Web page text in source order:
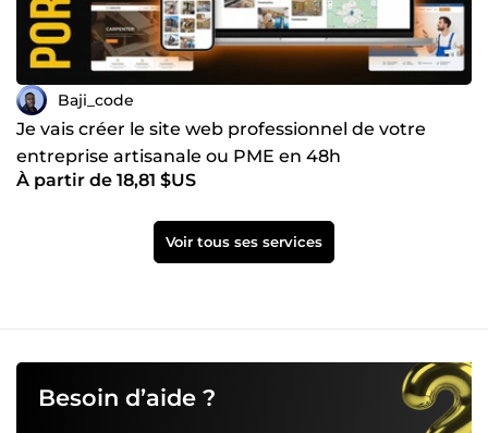
Baji_code
Je vais créer le site web professionnel de votre
entreprise artisanale ou PME en 48h
À partir de 18,81 $US
Voir tous ses services
Besoin d’aide ?